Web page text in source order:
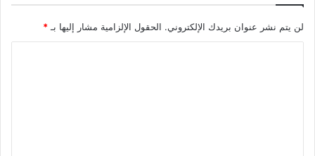
لن يتم نشر عنوان بريدك الإلكتروني. الحقول الإلزامية مشار إليها بـ*